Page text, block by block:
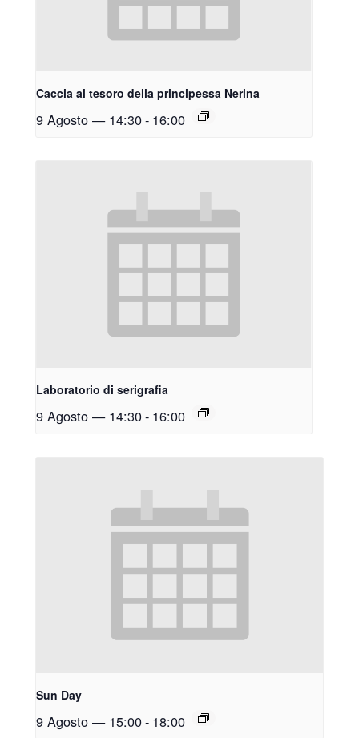
Caccia al tesoro della principessa Nerina
9 Agosto — 14:30- 16:00
Laboratorio di serigrafia
9 Agosto — 14:30- 16:00
Sun Day
9 Agosto — 15:00- 18:00